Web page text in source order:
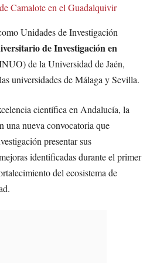
Camalote en el Guadalquivir
Unidades de Investigación
de Investigación en
de la Universidad de Jaén,
universidades de Málaga y Sevilla.
científica en Andalucía, la
una nueva convocatoria que
presentar sus
identificadas durante el primer
del ecosistema de